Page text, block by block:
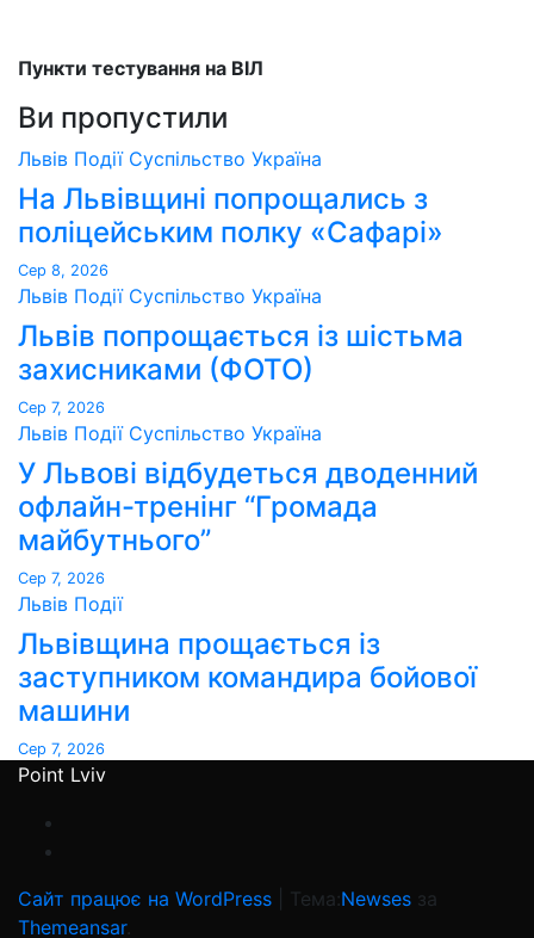
Пункти тестування на ВІЛ
Ви пропустили
Львів Події Суспільство Україна
На Львівщині попрощались з
поліцейським полку «Сафарі»
Сер 8, 2026
Львів Події Суспільство Україна
Львів попрощається із шістьма
захисниками (ФОТО)
Сер 7, 2026
Львів Події Суспільство Україна
У Львові відбудеться дводенний
офлайн-тренінг “Громада
майбутнього”
Сер 7, 2026
Львів Події
Львівщина прощається із
заступником командира бойової
машини
Сер 7, 2026
Point Lviv
Сайт працює на WordPress Тема:Newses за
Themeansar.